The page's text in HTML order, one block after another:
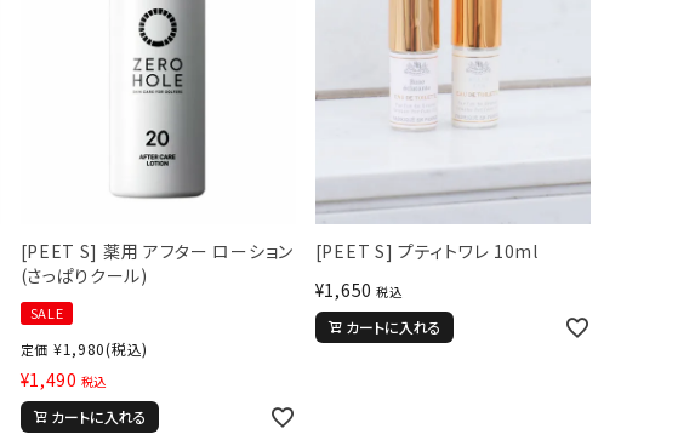
[PEET S] 薬用 アフター ローション
(さっぱりクール)
SALE
定価 ¥1,980(税込)
¥1,490 税込
カートに入れる
[PEET S] プティトワレ 10ml
¥1,650 税込
カートに入れる